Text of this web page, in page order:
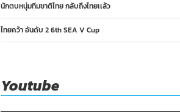
นักตบหนุ่มทีมชาติไทย กลับถึงไทยเเล้ว
ไทยคว้า อันดับ 2 6th SEA V Cup
Youtube